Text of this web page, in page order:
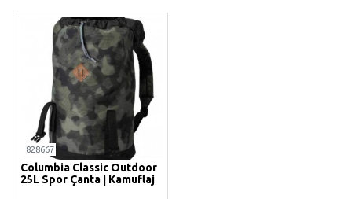
828667
Columbia Classic Outdoor
25L Spor Çanta | Kamuflaj